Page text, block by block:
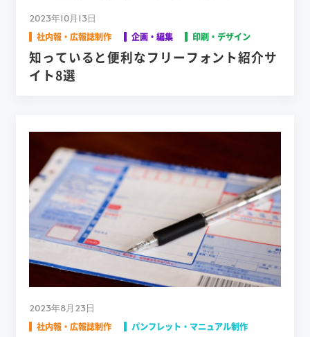
2023年10月13日
社内報・広報誌制作 企画・編集 印刷・デザイン
知っていると便利なフリーフォント紹介サ
イト8選
2023年8月23日
社内報・広報誌制作
パンフレット・マニュアル制作